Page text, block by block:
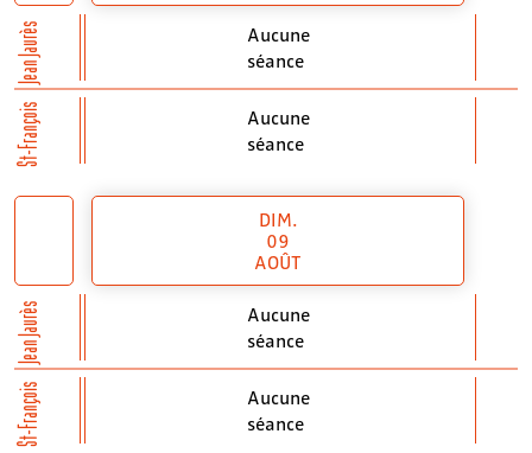
Jean Jaurès
St-François
Aucune
séance
Aucune
séance
Jean Jaurès
St-François
DIM.
09
AOÛT
Aucune
séance
Aucune
séance